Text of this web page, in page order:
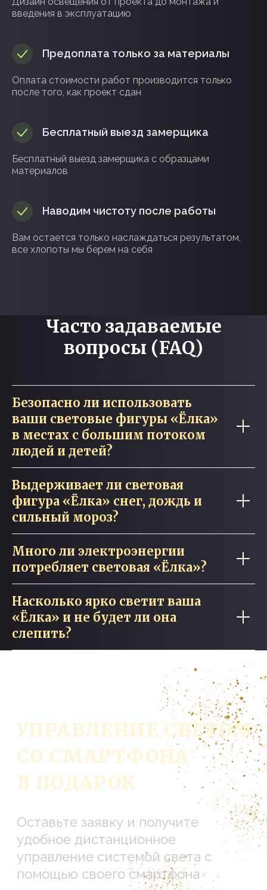
введения в эксплуатацию
Предоплата только за материалы
Оплата стоимости работ производится только
после того, как проект сдан
Бесплатный выезд замерщика
Бесплатный выезд замерщика с образцами
материалов
Наводим чистоту после работы
Вам остается только наслаждаться результатом,
все хлопоты мы берем на себя
Часто задаваемые
вопросы (FAQ)
Безопасно ли использовать
ваши световые фигуры «Ёлка»
в местах с большим потоком
людей и детей?
Выдерживает ли световая
фигура «Ёлка» снег, дождь и
сильный мороз?
Много ли электроэнергии
потребляет световая «Ёлка»?
Насколько ярко светит ваша
«Ёлка» и не будет ли она
слепить?